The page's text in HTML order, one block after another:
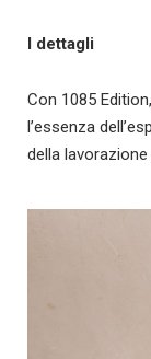
I dettagli
Con 1085
l’essenza
della lavorazione